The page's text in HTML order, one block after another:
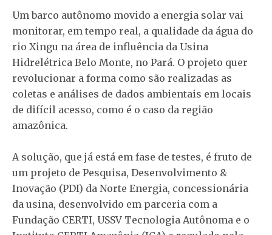
Um barco autônomo movido a energia solar vai
monitorar, em tempo real, a qualidade da água do
rio Xingu na área de influência da Usina
Hidrelétrica Belo Monte, no Pará. O projeto quer
revolucionar a forma como são realizadas as
coletas e análises de dados ambientais em locais
de difícil acesso, como é o caso da região
amazônica.
A solução, que já está em fase de testes, é fruto de
um projeto de Pesquisa, Desenvolvimento &
Inovação (PDI) da Norte Energia, concessionária
da usina, desenvolvido em parceria com a
Fundação CERTI, USSV Tecnologia Autônoma e o